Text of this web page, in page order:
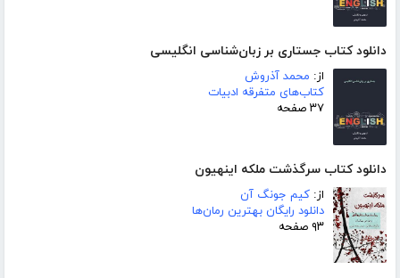
دانلود کتاب جستاری بر زبان‌شناسی انگلیسی
از: محمد آذروش
کتاب‌های متفرقه ادبیات
۳۷ صفحه
دانلود کتاب سرگذشت ملکه اینهیون
از: کیم جونگ آن
دانلود رایگان بهترین رمان‌ها
۹۳ صفحه